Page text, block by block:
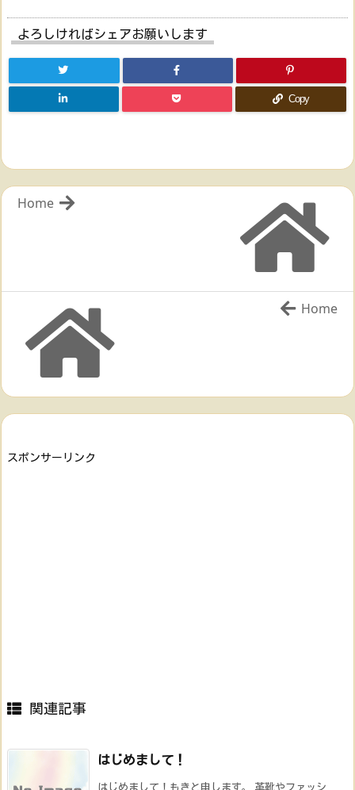
よろしければシェアお願いします
Copy
Home
Home
スポンサーリンク
関連記事
はじめまして！
はじめまして！もきと申します。 革靴やファッシ